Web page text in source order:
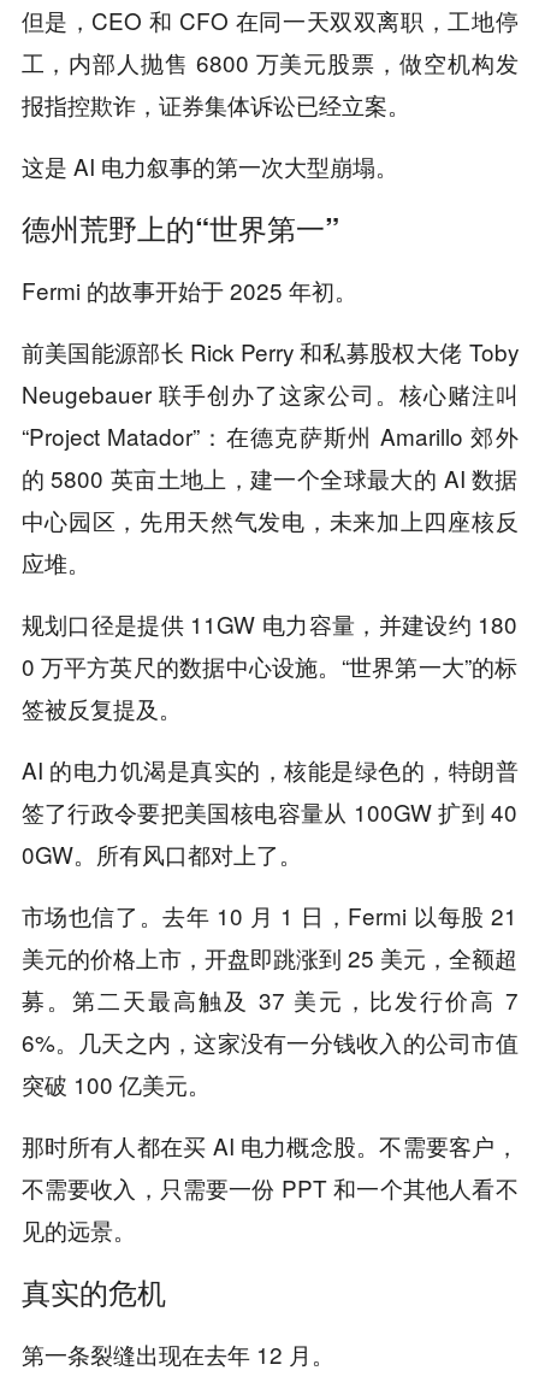
但是，CEO 和 CFO 在同一天双双离职，工地停
工，内部人抛售 6800 万美元股票，做空机构发
报指控欺诈，证券集体诉讼已经立案。
这是 AI 电力叙事的第一次大型崩塌。
德州荒野上的“世界第一”
Fermi 的故事开始于 2025 年初。
前美国能源部长 Rick Perry 和私募股权大佬 Toby
Neugebauer 联手创办了这家公司。核心赌注叫
“Project Matador”：在德克萨斯州 Amarillo 郊外
的 5800 英亩土地上，建一个全球最大的 AI 数据
中心园区，先用天然气发电，未来加上四座核反
应堆。
规划口径是提供 11GW 电力容量，并建设约 180
0 万平方英尺的数据中心设施。“世界第一大”的标
签被反复提及。
AI 的电力饥渴是真实的，核能是绿色的，特朗普
签了行政令要把美国核电容量从 100GW 扩到 40
0GW。所有风口都对上了。
市场也信了。去年 10 月 1 日，Fermi 以每股 21
美元的价格上市，开盘即跳涨到 25 美元，全额超
募。第二天最高触及 37 美元，比发行价高 7
6%。几天之内，这家没有一分钱收入的公司市值
突破 100 亿美元。
那时所有人都在买 AI 电力概念股。不需要客户，
不需要收入，只需要一份 PPT 和一个其他人看不
见的远景。
真实的危机
第一条裂缝出现在去年 12 月。